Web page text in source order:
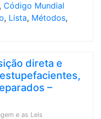
, Código Mundial
, Lista, Métodos,
direta e
–
e as Leis